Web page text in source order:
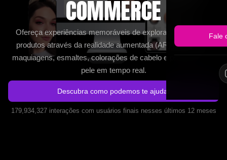
Fale
COMMERCE
Ofereça experiências memoráveis de exploração dos seus
produtos através da realidade aumentada (AR) para provar
maquiagens, esmaltes, colorações de cabelo e produtos para
pele em tempo real.
Descubra como podemos te ajudar
179,934,327 interações com usuários finais nesses últimos 12 meses